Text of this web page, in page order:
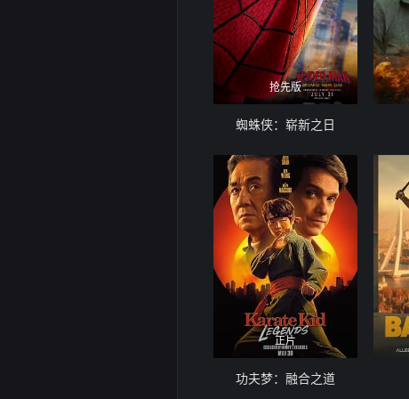
抢先版
蜘蛛侠：崭新之日
正片
功夫梦：融合之道